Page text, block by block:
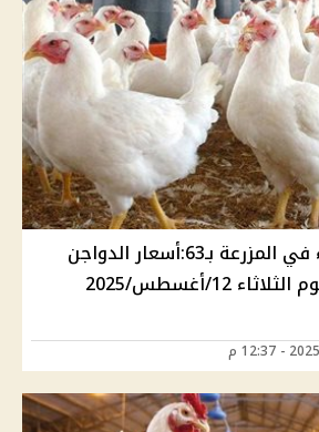
كيلو الفراخ البيضاء في المزرعة بـ63:أسعار الدواجن
والبيض والبانية اليوم الثلاثاء 12/أغسطس/2025